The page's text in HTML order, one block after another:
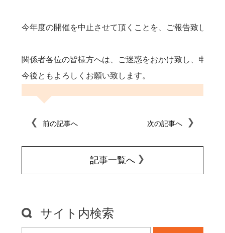
今年度の開催を中止させて頂くことを、ご報告致します
関係者各位の皆様方へは、ご迷惑をおかけ致し、申し
今後ともよろしくお願い致します。
前の記事へ 次の記事へ
記事一覧へ
サイト内検索